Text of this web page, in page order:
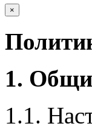
×
1.
1.1.